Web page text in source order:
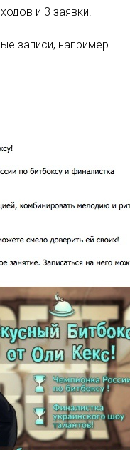
и 3 заявки.
записи, например